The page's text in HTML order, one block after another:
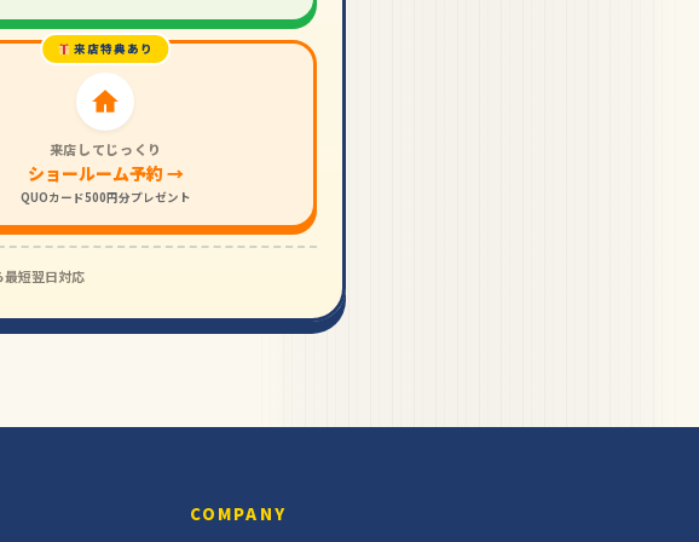
来店特典あり
来店してじっくり
ショールーム予約 →
QUOカード500円分プレゼント
最短翌日対応
COMPANY